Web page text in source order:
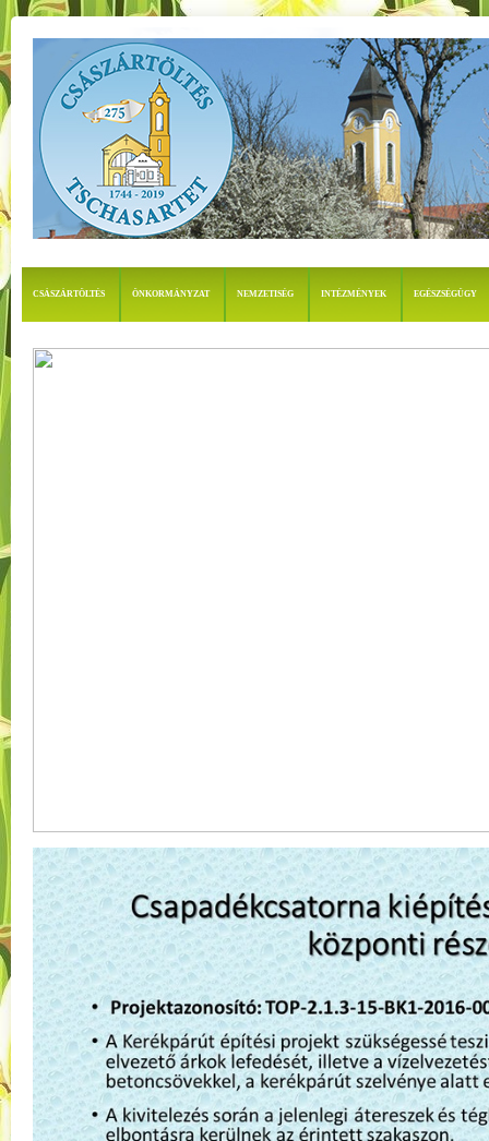
CSÁSZÁRTÖLTÉS ÖNKORMÁNYZAT NEMZETISÉG INTÉZMÉNYEK EGÉSZSÉGÜGY